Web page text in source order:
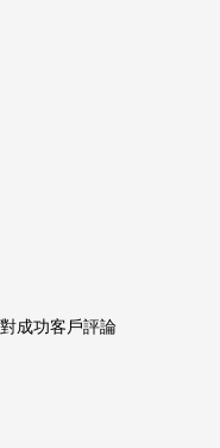
成功客戶評論